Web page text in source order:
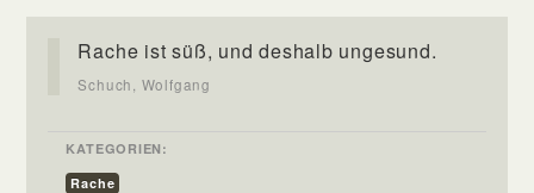
Rache ist süß, und deshalb ungesund.
Schuch, Wolfgang
KATEGORIEN:
Rache